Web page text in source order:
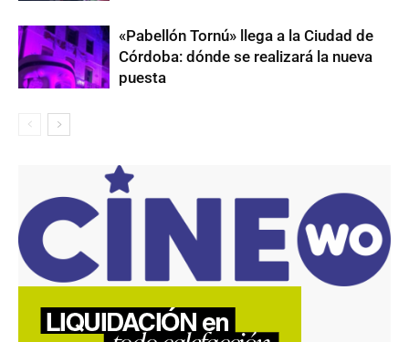
«Pabellón Tornú» llega a la Ciudad de
Córdoba: dónde se realizará la nueva
puesta